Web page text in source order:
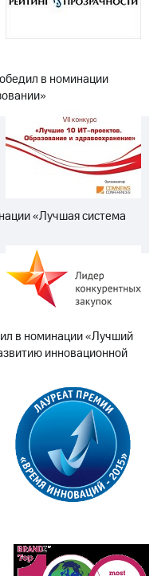
в номинации
«Лучшая система
в номинации «Лучший
инновационной